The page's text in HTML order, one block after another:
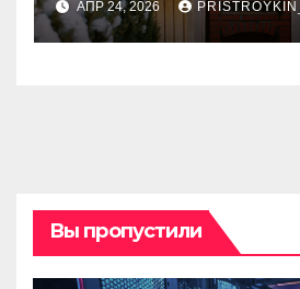
АПР 24, 2026 PRISTROYKIN_
Вы пропустили